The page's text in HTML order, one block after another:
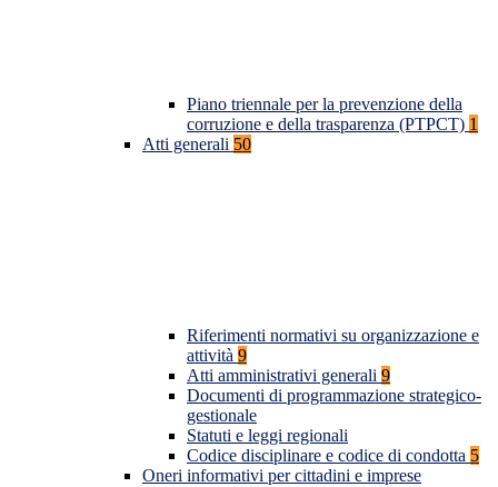
Piano triennale per la prevenzione della
corruzione e della trasparenza (PTPCT) 1
Atti generali 50
Riferimenti normativi su organizzazione e
attività 9
Atti amministrativi generali 9
Documenti di programmazione strategico-
gestionale
Statuti e leggi regionali
Codice disciplinare e codice di condotta 5
Oneri informativi per cittadini e imprese